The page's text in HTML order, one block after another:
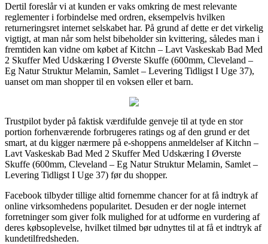
Dertil foreslår vi at kunden er vaks omkring de mest relevante
reglementer i forbindelse med ordren, eksempelvis hvilken
returneringsret internet selskabet har. På grund af dette er det virkelig
vigtigt, at man når som helst bibeholder sin kvittering, således man i
fremtiden kan vidne om købet af Kitchn – Lavt Vaskeskab Bad Med
2 Skuffer Med Udskæring I Øverste Skuffe (600mm, Cleveland –
Eg Natur Struktur Melamin, Samlet – Levering Tidligst I Uge 37),
uanset om man shopper til en voksen eller et barn.
Trustpilot byder på faktisk værdifulde genveje til at tyde en stor
portion forhenværende forbrugeres ratings og af den grund er det
smart, at du kigger nærmere på e-shoppens anmeldelser af Kitchn –
Lavt Vaskeskab Bad Med 2 Skuffer Med Udskæring I Øverste
Skuffe (600mm, Cleveland – Eg Natur Struktur Melamin, Samlet –
Levering Tidligst I Uge 37) før du shopper.
Facebook tilbyder tillige altid fornemme chancer for at få indtryk af
online virksomhedens popularitet. Desuden er der nogle internet
forretninger som giver folk mulighed for at udforme en vurdering af
deres købsoplevelse, hvilket tilmed bør udnyttes til at få et indtryk af
kundetilfredsheden.